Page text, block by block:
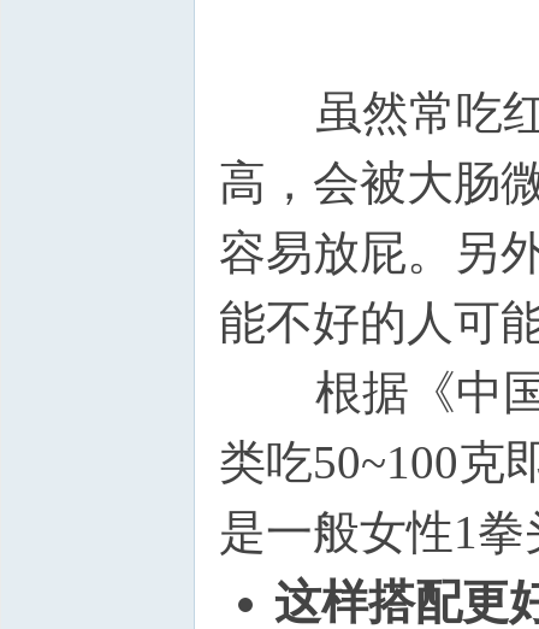
虽然常吃红
高，会被大肠
容易放屁。另
能不好的人可
根据《中国
类吃50~100克
是一般女性1
这样搭配更